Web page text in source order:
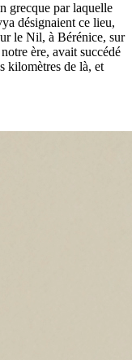
grecque par laquelle
désignaient ce lieu,
le Nil, à Bérénice, sur
ère, avait succédé
kilomètres de là, et